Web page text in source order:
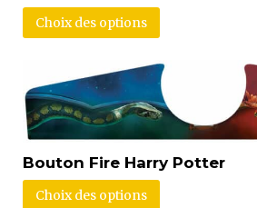
Choix des options
Bouton Fire Harry Potter
Choix des options